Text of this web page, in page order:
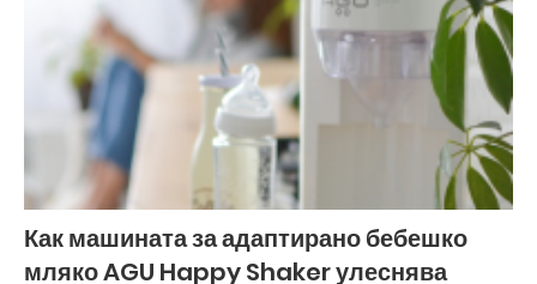
Как машината за адаптирано бебешко
мляко AGU Happy Shaker улеснява